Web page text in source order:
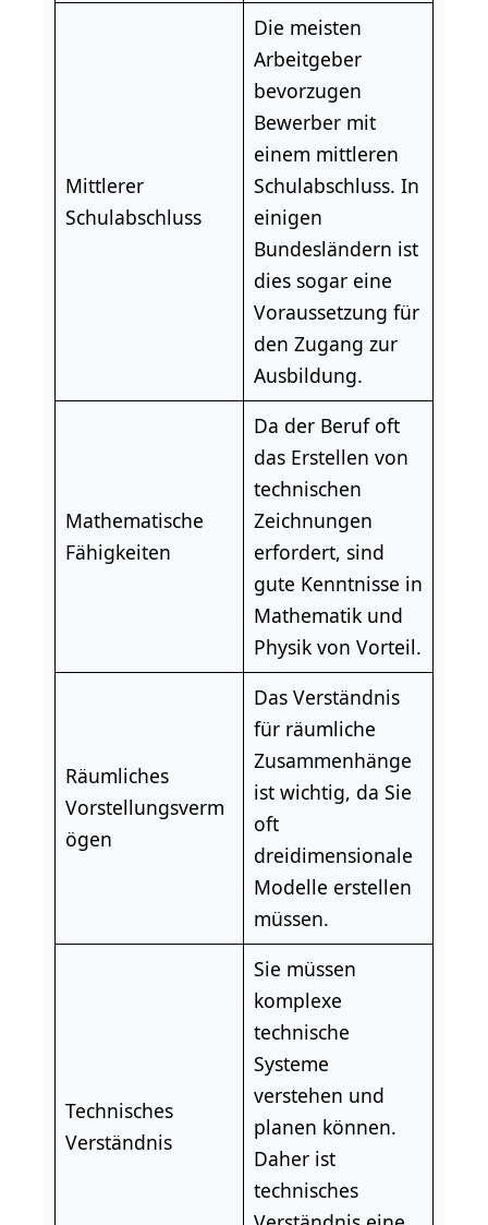
Mittlerer
Schulabschluss
Die meisten
Arbeitgeber
bevorzugen
Bewerber mit
einem mittleren
Schulabschluss. In
einigen
Bundesländern ist
dies sogar eine
Voraussetzung für
den Zugang zur
Ausbildung.
Mathematische
Fähigkeiten
Da der Beruf oft
das Erstellen von
technischen
Zeichnungen
erfordert, sind
gute Kenntnisse in
Mathematikund
Physikvon Vorteil.
Räumliches
Vorstellungsverm
ögen
Das Verständnis
für räumliche
Zusammenhänge
ist wichtig, da Sie
oft
dreidimensionale
Modelle erstellen
müssen.
Technisches
Verständnis
Sie müssen
komplexe
technische
Systeme
verstehen und
planen können.
Daher ist
technisches